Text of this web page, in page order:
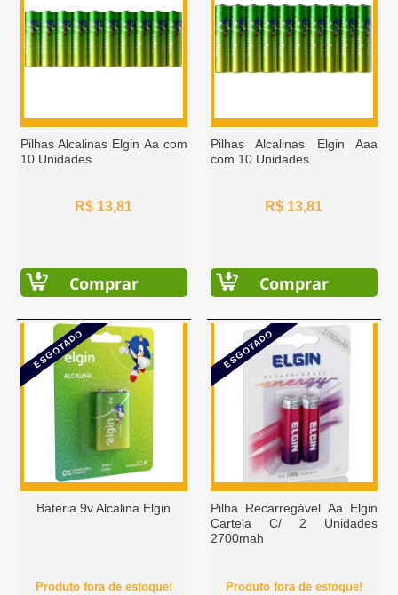
Pilhas Alcalinas Elgin Aa com
10 Unidades
R$ 13,81
Comprar
Pilhas Alcalinas Elgin Aaa
com 10 Unidades
R$ 13,81
Comprar
ESGOTADO
Bateria 9v Alcalina Elgin
Produto fora de estoque!
ESGOTADO
Pilha Recarregável Aa Elgin
Cartela C/ 2 Unidades
2700mah
Produto fora de estoque!